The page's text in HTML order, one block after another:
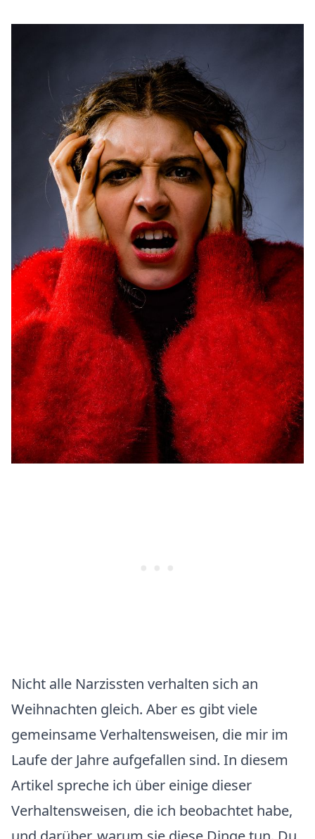
Nicht alle Narzissten verhalten sich an
Weihnachten gleich. Aber es gibt viele
gemeinsame Verhaltensweisen, die mir im
Laufe der Jahre aufgefallen sind. In diesem
Artikel spreche ich über einige dieser
Verhaltensweisen, die ich beobachtet habe,